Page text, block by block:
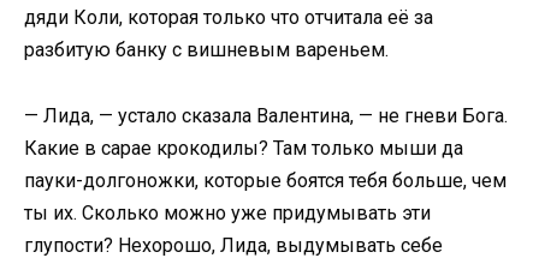
дяди Коли, которая только что отчитала её за
разбитую банку с вишневым вареньем.
— Лида, — устало сказала Валентина, — не гневи Бога.
Какие в сарае крокодилы? Там только мыши да
пауки-долгоножки, которые боятся тебя больше, чем
ты их. Сколько можно уже придумывать эти
глупости? Нехорошо, Лида, выдумывать себе